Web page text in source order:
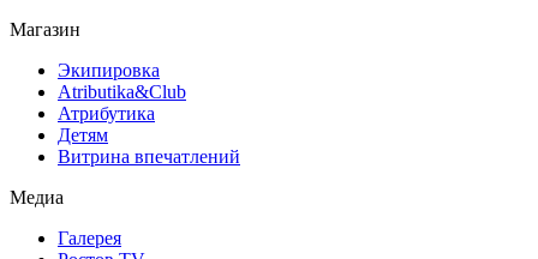
Магазин
Экипировка
Atributika&Club
Атрибутика
Детям
Витрина впечатлений
Медиа
Галерея